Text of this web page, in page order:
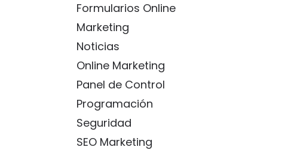
Formularios Online
Marketing
Noticias
Online Marketing
Panel de Control
Programación
Seguridad
SEO Marketing